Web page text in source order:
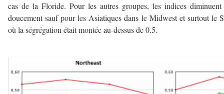
cas de la Floride. Pour les autres groupes, les indices
doucement sauf pour les Asiatiques dans le Midwest et surtout le
où la ségrégation était montée au-dessus de 0.5.